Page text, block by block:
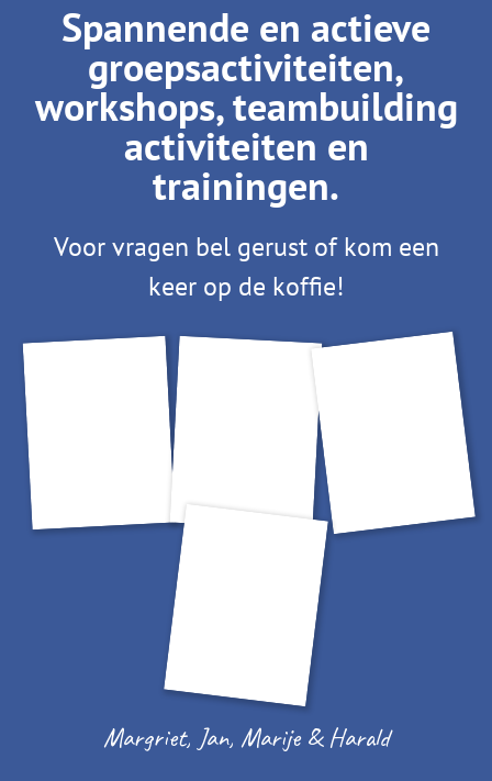
Spannende en actieve
groepsactiviteiten,
workshops, teambuilding
activiteiten en
trainingen.
Voor vragen bel gerust of kom een
keer op de koffie!
Margriet, Jan, Marije & Harald